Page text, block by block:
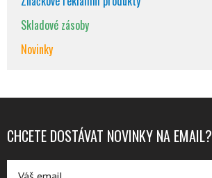
Skladové zásoby
Novinky
CHCETE DOSTÁVAT NOVINKY NA EMAIL?